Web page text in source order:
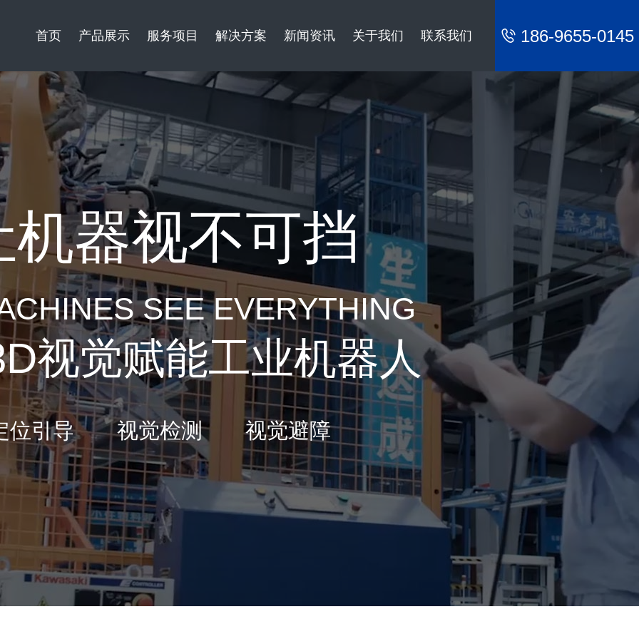
186-9655-0145
首页 产品展示 服务项目 解决方案 新闻资讯 关于我们 联系我们
机器视不可挡
SEE EVERYTHING
视觉赋能工业机器人
位引导 视觉检测 视觉避障